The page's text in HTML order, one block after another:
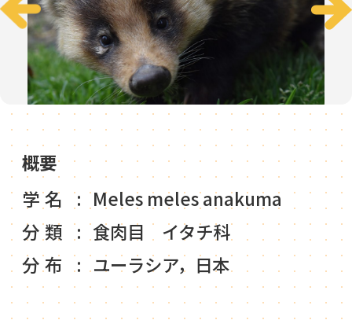
概要
学名
Meles meles anakuma
分類
食肉目 イタチ科
分布
ユーラシア，日本